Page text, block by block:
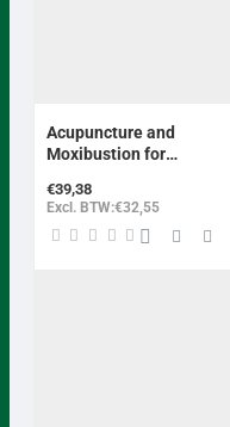
Acupuncture and
Moxibustion for
€39,38
Excl. BTW:€32,55